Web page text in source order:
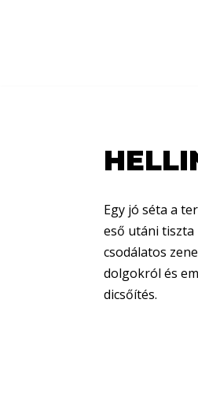
Egy jó séta a
eső utáni tiszta
csodálatos
dolgokról és
dicsőítés.